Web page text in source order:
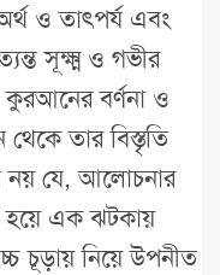
ও তাৎপর্য এবং
সূক্ষ্ম ও গভীর
কুরআনের বর্ণনা ও
থেকে তার বিস্তৃতি
নয় যে, আলোচনার
এক ঝটকায়
চূড়ায় নিয়ে উপনীত